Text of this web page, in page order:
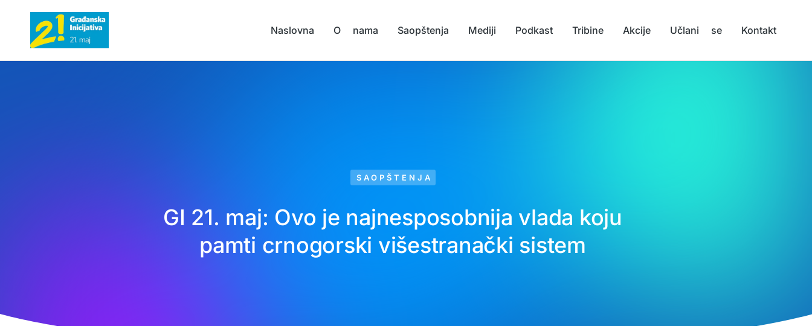
Naslovna O nama Saopštenja Mediji Podkast Tribine Akcije Učlani se Kontakt
SAOPŠTENJA
GI 21. maj: Ovo je najnesposobnija vlada koju
pamti crnogorski višestranački sistem